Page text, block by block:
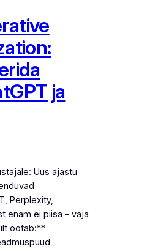
ja
Uus ajastu
Perplexity,
enam ei piisa – vaja
ootab:**